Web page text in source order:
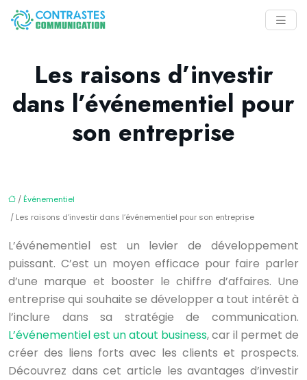
Les raisons d’investir
dans l’événementiel pour
son entreprise
/ Événementiel
/ Les raisons d’investir dans l’événementiel pour son entreprise
L’événementiel est un levier de développement
puissant. C’est un moyen efficace pour faire parler
d’une marque et booster le chiffre d’affaires. Une
entreprise qui souhaite se développer a tout intérêt à
l’inclure dans sa stratégie de communication.
L’événementiel est un atout business, car il permet de
créer des liens forts avec les clients et prospects.
Découvrez dans cet article les avantages d’investir